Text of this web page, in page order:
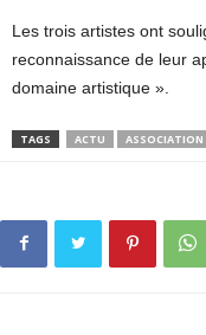
Les trois artistes ont
reconnaissance de leur
domaine artistique ».
TAGS ACTU ASSOCIATION